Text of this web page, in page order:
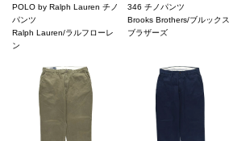
POLO by Ralph Lauren チノ
パンツ
Ralph Lauren/ラルフローレ
ン
346 チノパンツ
Brooks Brothers/ブルックス
ブラザーズ